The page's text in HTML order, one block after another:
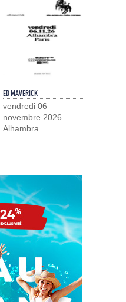
ED MAVERICK
vendredi 06
novembre 2026
Alhambra